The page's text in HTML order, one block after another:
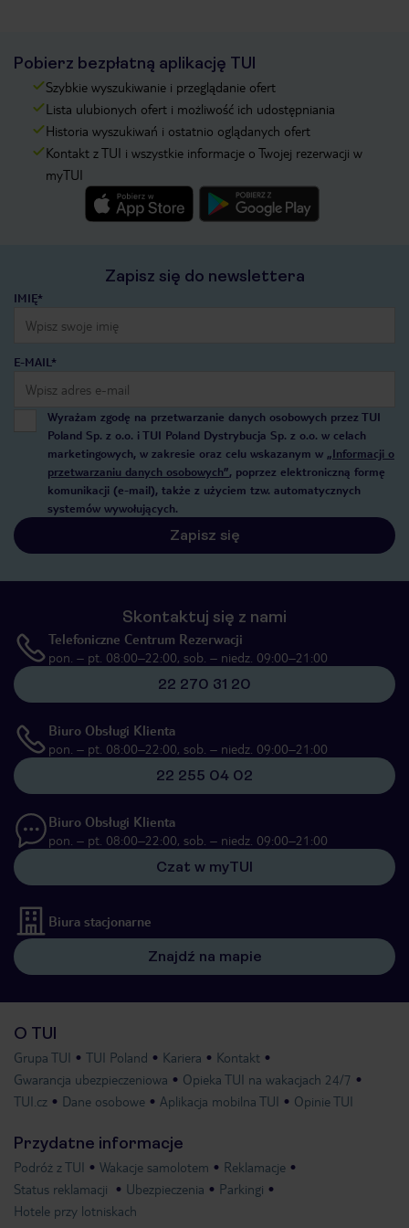
Pobierz bezpłatną aplikację TUI
Szybkie wyszukiwanie i przeglądanie ofert
Lista ulubionych ofert i możliwość ich udostępniania
Historia wyszukiwań i ostatnio oglądanych ofert
Kontakt z TUI i wszystkie informacje o Twojej rezerwacji w
myTUI
Zapisz się do newslettera
IMIĘ*
E-MAIL*
Wyrażam zgodę na przetwarzanie danych osobowych przez TUI
Poland Sp. z o.o. i TUI Poland Dystrybucja Sp. z o.o. w celach
marketingowych, w zakresie oraz celu wskazanym w „Informacji o
przetwarzaniu danych osobowych”, poprzez elektroniczną formę
komunikacji (e-mail), także z użyciem tzw. automatycznych
systemów wywołujących.
Zapisz się
Skontaktuj się z nami
Telefoniczne Centrum Rezerwacji
pon. – pt. 08:00–22:00, sob. – niedz. 09:00–21:00
22 270 31 20
Biuro Obsługi Klienta
pon. – pt. 08:00–22:00, sob. – niedz. 09:00–21:00
22 255 04 02
Biuro Obsługi Klienta
pon. – pt. 08:00–22:00, sob. – niedz. 09:00–21:00
Czat w myTUI
Biura stacjonarne
Znajdź na mapie
O TUI
Grupa TUI TUI Poland Kariera
Kontakt
Gwarancja ubezpieczeniowa
Opieka TUI na wakacjach 24/7
TUI.cz
Dane osobowe Aplikacja mobilna TUI Opinie TUI
Przydatne informacje
Podróż z TUI Wakacje samolotem
Reklamacje
Status reklamacji
Ubezpieczenia
Parkingi
Hotele przy lotniskach